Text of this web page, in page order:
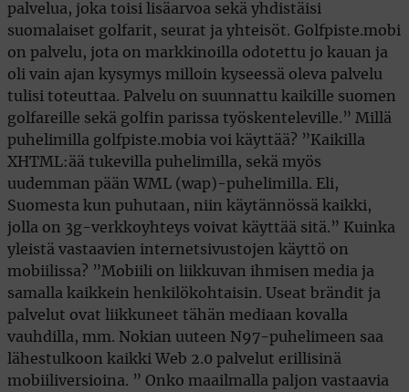
palvelua, joka toisi lisäarvoa sekä yhdistäisi
suomalaiset golfarit, seurat ja yhteisöt. Golfpiste.mobi
on palvelu, jota on markkinoilla odotettu jo kauan ja
oli vain ajan kysymys milloin kyseessä oleva palvelu
tulisi toteuttaa. Palvelu on suunnattu kaikille suomen
golfareille sekä golfin parissa työskenteleville.” Millä
puhelimilla golfpiste.mobia voi käyttää? ”Kaikilla
XHTML:ää tukevilla puhelimilla, sekä myös
uudemman pään WML (wap)-puhelimilla. Eli,
Suomesta kun puhutaan, niin käytännössä kaikki,
jolla on 3g-verkkoyhteys voivat käyttää sitä.” Kuinka
yleistä vastaavien internetsivustojen käyttö on
mobiilissa? ”Mobiili on liikkuvan ihmisen media ja
samalla kaikkein henkilökohtaisin. Useat brändit ja
palvelut ovat liikkuneet tähän mediaan kovalla
vauhdilla, mm. Nokian uuteen N97-puhelimeen saa
lähestulkoon kaikki Web 2.0 palvelut erillisinä
mobiiliversioina. ” Onko maailmalla paljon vastaavia